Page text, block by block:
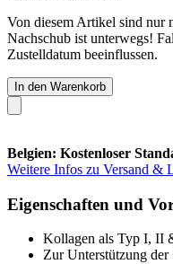
Von diesem Artikel sind nur
Nachschub ist unterwegs!
Zustelldatum beeinflussen.
In den Warenkorb
Belgien: Kostenloser
Weitere Infos zu Versand &
Eigenschaften und
Kollagen als Typ I, II
Zur Unterstützung